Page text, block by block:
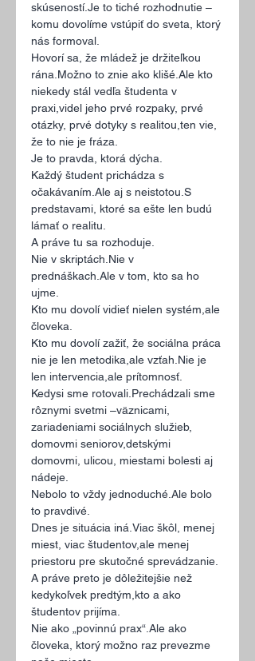
skúseností.Je to tiché rozhodnutie –
komu dovolíme vstúpiť do sveta, ktorý
nás formoval.
Hovorí sa, že mládež je držiteľkou
rána.Možno to znie ako klišé.Ale kto
niekedy stál vedľa študenta v
praxi,videl jeho prvé rozpaky, prvé
otázky, prvé dotyky s realitou,ten vie,
že to nie je fráza.
Je to pravda, ktorá dýcha.
Každý študent prichádza s
očakávaním.Ale aj s neistotou.S
predstavami, ktoré sa ešte len budú
lámať o realitu.
A práve tu sa rozhoduje.
Nie v skriptách.Nie v
prednáškach.Ale v tom, kto sa ho
ujme.
Kto mu dovolí vidieť nielen systém,ale
človeka.
Kto mu dovolí zažiť, že sociálna práca
nie je len metodika,ale vzťah.Nie je
len intervencia,ale prítomnosť.
Kedysi sme rotovali.Prechádzali sme
rôznymi svetmi –väznicami,
zariadeniami sociálnych služieb,
domovmi seniorov,detskými
domovmi, ulicou, miestami bolesti aj
nádeje.
Nebolo to vždy jednoduché.Ale bolo
to pravdivé.
Dnes je situácia iná.Viac škôl, menej
miest, viac študentov,ale menej
priestoru pre skutočné sprevádzanie.
A práve preto je dôležitejšie než
kedykoľvek predtým,kto a ako
študentov prijíma.
Nie ako „povinnú prax“.Ale ako
človeka, ktorý možno raz prevezme